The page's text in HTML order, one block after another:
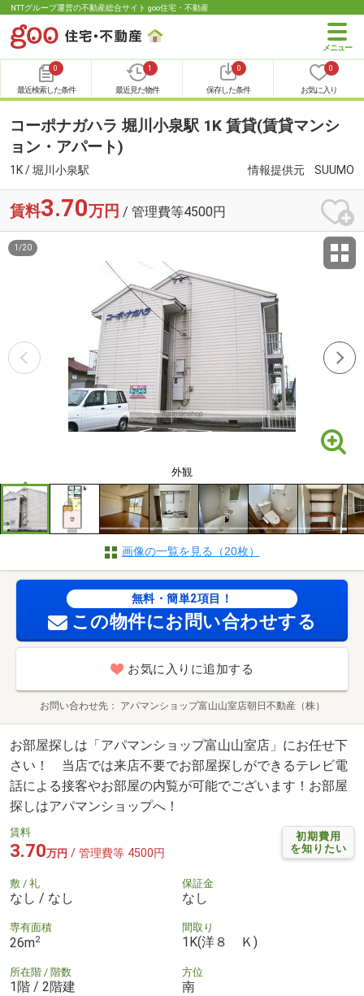
NTTグループ運営の不動産総合サイト goo住宅・不動産
0
最近検索した条件
1
最近見た物件
0
保存した条件
0
お気に入り
コーポナガハラ 堀川小泉駅 1K 賃貸(賃貸マンシ
ョン・アパート)
1K / 堀川小泉駅 情報提供元 SUUMO
賃料3.70万円 / 管理費等4500円
外観
1 /20
画像の一覧を見る（20枚）
無料・簡単2項目！
この物件にお問い合わせする
お気に入りに追加する
お問い合わせ先 アパマンショップ富山山室店朝日不動産（株）
お部屋探しは「アパマンショップ富山山室店」にお任せ下
さい！ 当店では来店不要でお部屋探しができるテレビ電
話による接客やお部屋の内覧が可能でございます！お部屋
探しはアパマンショップへ！
初期費用
を知りたい
賃料
3.70万円 / 管理費等 4500円
敷 / 礼
なし / なし
保証金
なし
専有面積
26m2
間取り
1K(洋８ Ｋ)
所在階 / 階数
1階 / 2階建
方位
南